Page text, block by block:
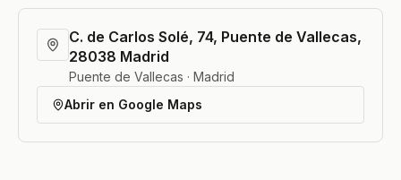
C. de Carlos Solé, 74, Puente de Vallecas,
28038 Madrid
Puente de Vallecas · Madrid
Abrir en Google Maps